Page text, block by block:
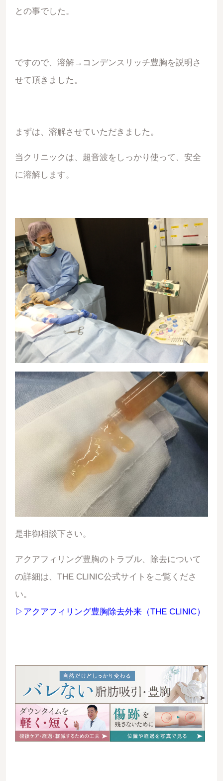
との事でした。
ですので、溶解→コンデンスリッチ豊胸を説明さ
せて頂きました。
まずは、溶解させていただきました。
当クリニックは、超音波をしっかり使って、安全
に溶解します。
是非御相談下さい。
アクアフィリング豊胸のトラブル、除去について
の詳細は、THE CLINIC公式サイトをご覧くださ
い。
▷アクアフィリング豊胸除去外来（THE CLINIC）